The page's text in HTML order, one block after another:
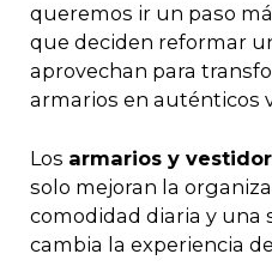
queremos ir un paso
que deciden reformar
aprovechan para
armarios en auténticos
Los armarios y
solo mejoran la
comodidad diaria y una
cambia la experiencia